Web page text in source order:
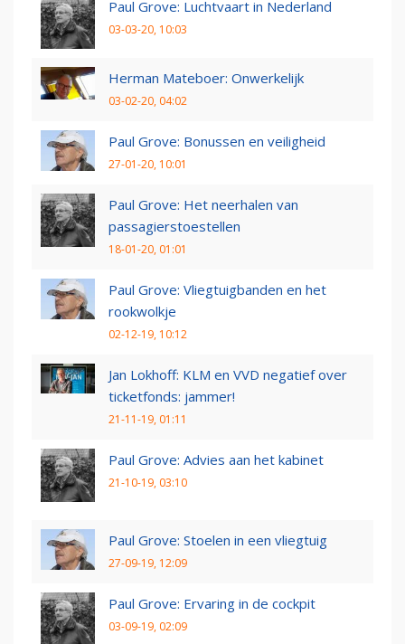
Paul Grove: Luchtvaart in Nederland
03-03-20, 10:03
Herman Mateboer: Onwerkelijk
03-02-20, 04:02
Paul Grove: Bonussen en veiligheid
27-01-20, 10:01
Paul Grove: Het neerhalen van
passagierstoestellen
18-01-20, 01:01
Paul Grove: Vliegtuigbanden en het
rookwolkje
02-12-19, 10:12
Jan Lokhoff: KLM en VVD negatief over
ticketfonds: jammer!
21-11-19, 01:11
Paul Grove: Advies aan het kabinet
21-10-19, 03:10
Paul Grove: Stoelen in een vliegtuig
27-09-19, 12:09
Paul Grove: Ervaring in de cockpit
03-09-19, 02:09